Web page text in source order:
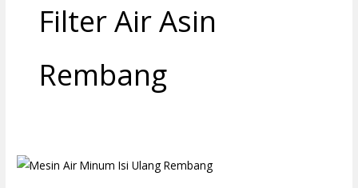
Filter Air Asin
Rembang
Mesin